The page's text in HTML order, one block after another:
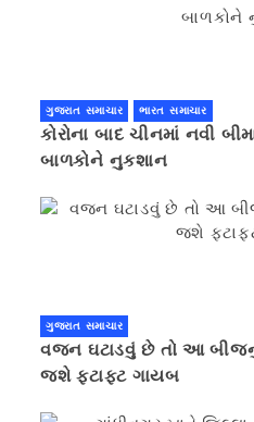
ગુજરાત સમાચાર ભારત સમાચાર
કોરોના બાદ ચીનમાં નવી
બાળકોને નુકશાન
ગુજરાત સમાચાર
વજન ઘટાડવું છે તો આ
જશે ફટાફટ ગાયબ